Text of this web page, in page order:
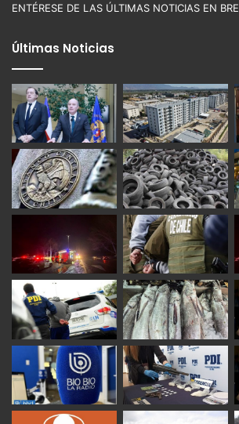
ENTÉRESE DE LAS ÚLTIMAS NOTICIAS EN
Últimas Noticias